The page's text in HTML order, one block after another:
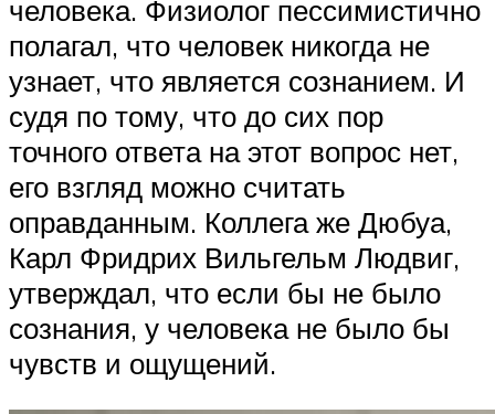
человека. Физиолог пессимистично
полагал, что человек никогда не
узнает, что является сознанием. И
судя по тому, что до сих пор
точного ответа на этот вопрос нет,
его взгляд можно считать
оправданным. Коллега же Дюбуа,
Карл Фридрих Вильгельм Людвиг,
утверждал, что если бы не было
сознания, у человека не было бы
чувств и ощущений.